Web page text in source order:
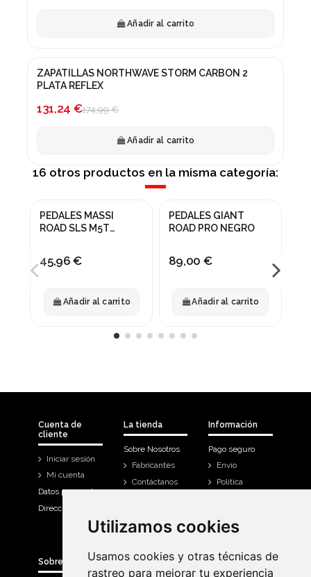
Utilizamos cookies
Usamos cookies y otras técnicas de
rastreo para mejorar tu experiencia
Utilizamos cookies
Usamos cookies y otras técnicas de
rastreo para mejorar tu experiencia
Añadir al carrito
¡En oferta!
ZAPATILLAS NORTHWAVE STORM CARBON 2
PLATA REFLEX
131,24 €174,99 €
Añadir al carrito
16 otros productos en la misma categoría:
PEDALES MASSI
ROAD SLS M5T
45,96 €
Añadir al carrito
PEDALES GIANT
ROAD PRO NEGRO
89,00 €
Añadir al carrito
Cuenta de
cliente
Iniciar sesión
Mi cuenta
Datos personales
Direcciones
La tienda
Sobre Nosotros
Fabricantes
Contáctanos
Información
Pago seguro
Envío
Política
Historial de
Sobre Bicicletas Sanchis